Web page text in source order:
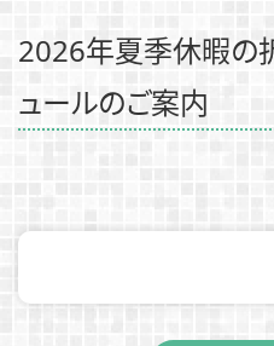
2026年夏季休暇の
ュールのご案内